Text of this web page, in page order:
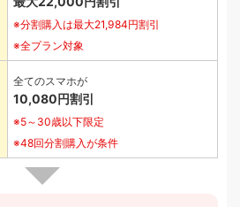
分割購入は最大21,984円割引
全プラン対象
全てのスマホが
10,080円割引
5～30歳以下限定
48回分割購入が条件